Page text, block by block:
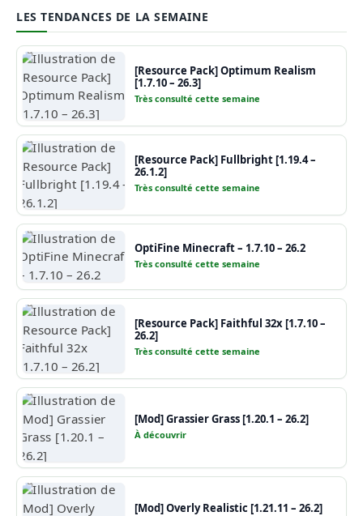
LES TENDANCES DE LA SEMAINE
[Resource Pack] Optimum Realism
[1.7.10 – 26.3]
Très consulté cette semaine
[Resource Pack] Fullbright [1.19.4 –
26.1.2]
Très consulté cette semaine
OptiFine Minecraft – 1.7.10 – 26.2
Très consulté cette semaine
[Resource Pack] Faithful 32x [1.7.10 –
26.2]
Très consulté cette semaine
[Mod] Grassier Grass [1.20.1 – 26.2]
À découvrir
[Mod] Overly Realistic [1.21.11 – 26.2]